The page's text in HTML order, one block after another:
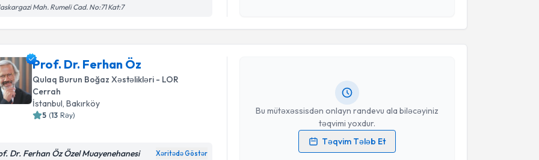
Mah. Rumeli Cad. No:71 Kat:7
Təqvim Tələbini Göndər
Prof. Dr. Ferhan Öz
Qulaq Burun Boğaz Xəstəlikləri - LOR
Cerrah
İstanbul, Bakırköy
5 (13 Rəy)
Dr. Ferhan Öz Özel Muayenehanesi Xəritədə Göstər
Bu mütəxəssisdən onlayn randevu ala biləcəyiniz
təqvimi yoxdur.
Təqvim Tələb Et
Prof. Dr. Ferhan Öz{name} üçün randevu təqvimi tələbi
yaradın. Bu mütəxəssisdən randevu ala biləcəyiniz təqvim hazır
Şəxsi məlumatlarımın emal edilməsinə dair